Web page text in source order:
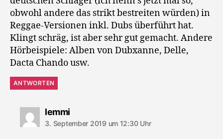
obwohl andere das strikt bestreiten würden) in
Reggae-Versionen inkl. Dubs überführt hat.
Klingt schräg, ist aber sehr gut gemacht. Andere
Hörbeispiele: Alben von Dubxanne, Delle,
Dacta Chando usw.
ANTWORTEN
lemmisagt:
3. September 2019 um 12:30 Uhr